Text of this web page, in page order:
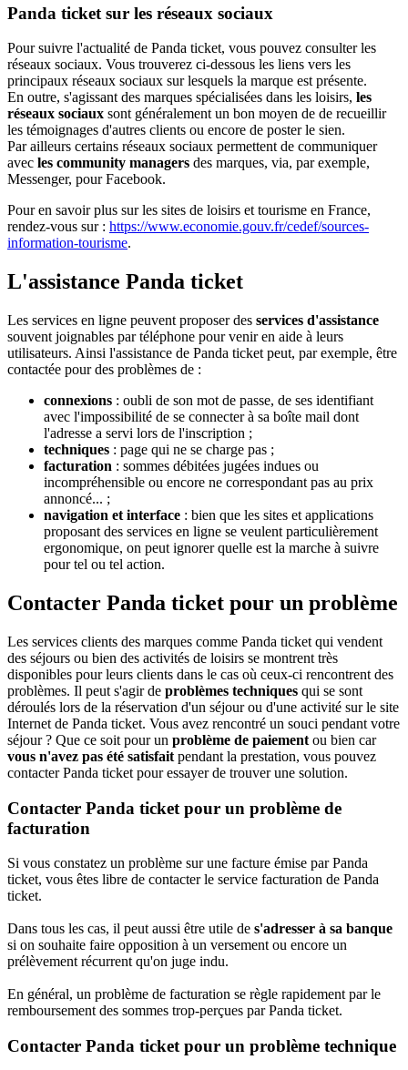
Panda ticket sur les réseaux sociaux
Pour suivre l'actualité de Panda ticket, vous pouvez consulter les
réseaux sociaux. Vous trouverez ci-dessous les liens vers les
principaux réseaux sociaux sur lesquels la marque est présente.
En outre, s'agissant des marques spécialisées dans les loisirs, les
réseaux sociaux sont généralement un bon moyen de de recueillir
les témoignages d'autres clients ou encore de poster le sien.
Par ailleurs certains réseaux sociaux permettent de communiquer
avec les community managers des marques, via, par exemple,
Messenger, pour Facebook.
Pour en savoir plus sur les sites de loisirs et tourisme en France,
rendez-vous sur : https://www.economie.gouv.fr/cedef/sources-
information-tourisme.
L'assistance Panda ticket
Les services en ligne peuvent proposer des services d'assistance
souvent joignables par téléphone pour venir en aide à leurs
utilisateurs. Ainsi l'assistance de Panda ticket peut, par exemple, être
contactée pour des problèmes de :
connexions : oubli de son mot de passe, de ses identifiant
avec l'impossibilité de se connecter à sa boîte mail dont
l'adresse a servi lors de l'inscription ;
techniques : page qui ne se charge pas ;
facturation : sommes débitées jugées indues ou
incompréhensible ou encore ne correspondant pas au prix
annoncé... ;
navigation et interface : bien que les sites et applications
proposant des services en ligne se veulent particulièrement
ergonomique, on peut ignorer quelle est la marche à suivre
pour tel ou tel action.
Contacter Panda ticket pour un problème
Les services clients des marques comme Panda ticket qui vendent
des séjours ou bien des activités de loisirs se montrent très
disponibles pour leurs clients dans le cas où ceux-ci rencontrent des
problèmes. Il peut s'agir de problèmes techniques qui se sont
déroulés lors de la réservation d'un séjour ou d'une activité sur le site
Internet de Panda ticket. Vous avez rencontré un souci pendant votre
séjour ? Que ce soit pour un problème de paiement ou bien car
vous n'avez pas été satisfait pendant la prestation, vous pouvez
contacter Panda ticket pour essayer de trouver une solution.
Contacter Panda ticket pour un problème de
facturation
Si vous constatez un problème sur une facture émise par Panda
ticket, vous êtes libre de contacter le service facturation de Panda
ticket.
Dans tous les cas, il peut aussi être utile de s'adresser à sa banque
si on souhaite faire opposition à un versement ou encore un
prélèvement récurrent qu'on juge indu.
En général, un problème de facturation se règle rapidement par le
remboursement des sommes trop-perçues par Panda ticket.
Contacter Panda ticket pour un problème technique